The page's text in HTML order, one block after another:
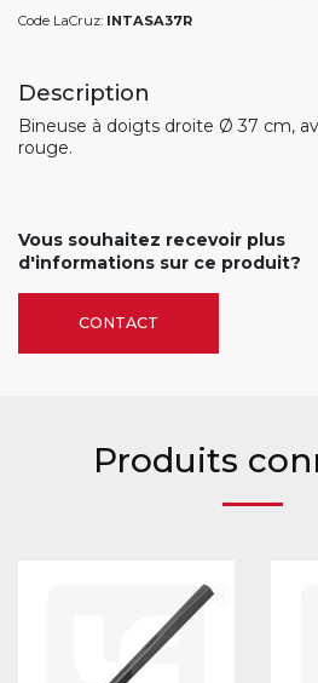
Code LaCruz: INTASA37R
Description
Bineuse à doigts droite Ø 37 cm,
rouge.
Vous souhaitez recevoir plus
d'informations sur ce produit?
CONTACT
Produits